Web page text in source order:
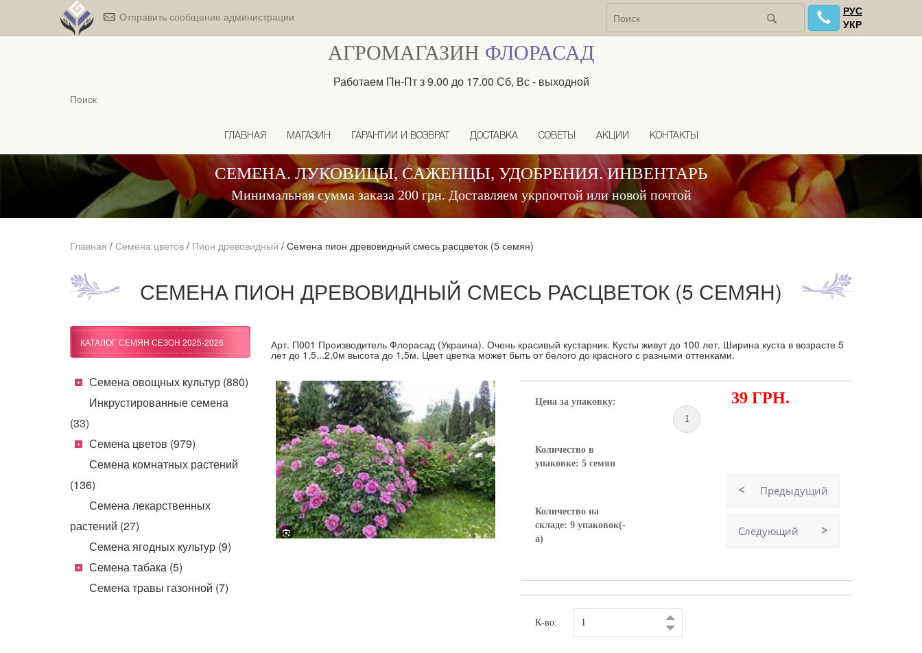
Отправить сообщение администрации
РУС
УКР
АГРОМАГАЗИН ФЛОРАСАД
Работаем Пн-Пт з 9.00 до 17.00 Сб, Вс - выходной
ГЛАВНАЯ МАГАЗИН ГАРАНТИИ И ВОЗВРАТ ДОСТАВКА СОВЕТЫ АКЦИИ КОНТАКТЫ
СЕМЕНА. ЛУКОВИЦЫ, САЖЕНЦЫ, УДОБРЕНИЯ. ИНВЕНТАРЬ
Минимальная сумма заказа 200 грн. Доставляем укрпочтой или новой почтой
Главная / Семена цветов / Пион древовидный / Семена пион древовидный смесь расцветок (5 семян)
СЕМЕНА ПИОН ДРЕВОВИДНЫЙ СМЕСЬ РАСЦВЕТОК (5 СЕМЯН)
КАТАЛОГ СЕМЯН СЕЗОН 2025-2026
Семена овощных культур (880)
Инкрустированные семена
(33)
Семена цветов (979)
Семена комнатных растений
(136)
Семена лекарственных
растений (27)
Семена ягодных культур (9)
Семена табака (5)
Семена травы газонной (7)
Арт. П001 Производитель Флорасад (Украина). Очень красивый кустарник. Кусты живут до 100 лет. Ширина куста в возрасте 5
лет до 1,5...2,0м высота до 1,5м. Цвет цветка может быть от белого до красного с разными оттенками.
Цена за упаковку:
Количество в
упаковке: 5 семян
Количество на
складе: 9 упаковок(-
а)
1
39 ГРН.
Предыдущий
Следующий
К-во: